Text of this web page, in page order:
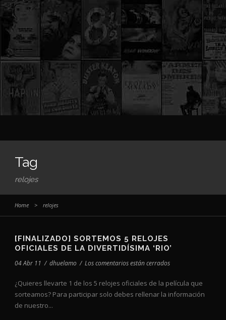
Tag
relojes
Home > relojes
[FINALIZADO] SORTEMOS 5 RELOJES
OFICIALES DE LA DIVERTIDÍSIMA ‘RIO’
04 Abr 11 / dhuelamo / Los comentarios están cerrados
¿Quieres llevarte 1 de los 5 relojes oficiales de la película que
sorteamos? Para participar solo debes rellenar la información
de nuestro...